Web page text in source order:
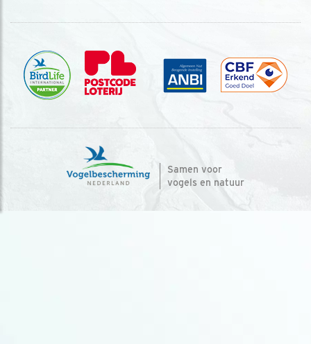
Samen voor
vogels en natuur